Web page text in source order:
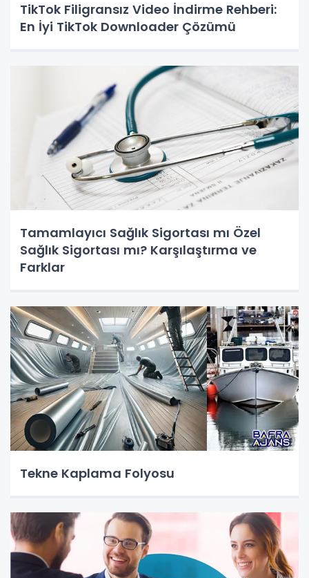
TikTok Filigransız Video İndirme Rehberi:
En İyi TikTok Downloader Çözümü
Tamamlayıcı Sağlık Sigortası mı Özel
Sağlık Sigortası mı? Karşılaştırma ve
Farklar
Tekne Kaplama Folyosu